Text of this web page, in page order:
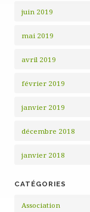
juin 2019
mai 2019
avril 2019
février 2019
janvier 2019
décembre 2018
janvier 2018
CATÉGORIES
Association